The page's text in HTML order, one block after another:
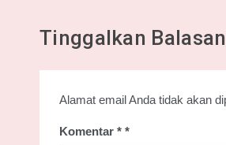
Tinggalkan Balasan
Alamat email Anda tidak akan
Komentar *